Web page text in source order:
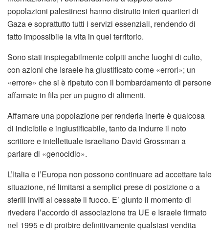
popolazioni palestinesi hanno distrutto interi quartieri di
Gaza e soprattutto tutti i servizi essenziali, rendendo di
fatto impossibile la vita in quel territorio.
Sono stati inspiegabilmente colpiti anche luoghi di culto,
con azioni che Israele ha giustificato come «errori»; un
«errore» che si è ripetuto con il bombardamento di persone
affamate in fila per un pugno di alimenti.
Affamare una popolazione per renderla inerte è qualcosa
di indicibile e ingiustificabile, tanto da indurre il noto
scrittore e intellettuale israeliano David Grossman a
parlare di «genocidio».
L’Italia e l’Europa non possono continuare ad accettare tale
situazione, né limitarsi a semplici prese di posizione o a
sterili inviti al cessate il fuoco. E’ giunto il momento di
rivedere l’accordo di associazione tra UE e Israele firmato
nel 1995 e di proibire definitivamente qualsiasi vendita